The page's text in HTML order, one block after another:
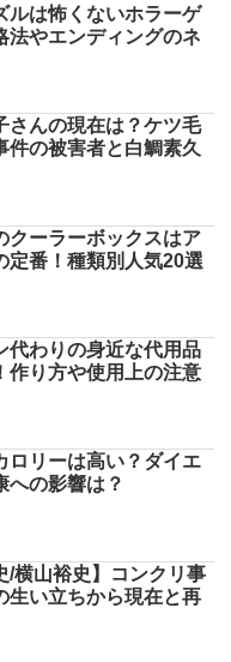
ルは怖くないホラーゲ
法やエンディングのネ
さんの現在は？ケツ毛
件の被害者と白鯛素久
クーラーボックスはア
定番！種類別人気20選
代わりの身近な代用品
作り方や使用上の注意
ロリーは高い？ダイエ
への影響は？
/横山裕史】コンクリ事
生い立ちから現在と再